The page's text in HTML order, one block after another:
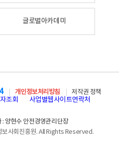
글로벌아카데미
개인정보처리방침
저작권 정책
조회 사업별웹사이트연락처
: 양현수 안전경영관리단장
사회진흥원. All Rights Reserved.